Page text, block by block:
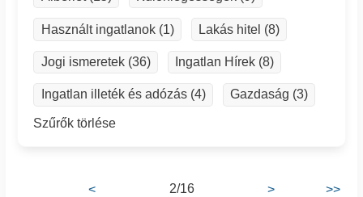
< 2/16 > >>
Használt ingatlanok (1) Lakás hitel (8)
Jogi ismeretek (36) Ingatlan Hírek (8)
Ingatlan illeték és adózás (4) Gazdaság (3)
Szűrők törlése